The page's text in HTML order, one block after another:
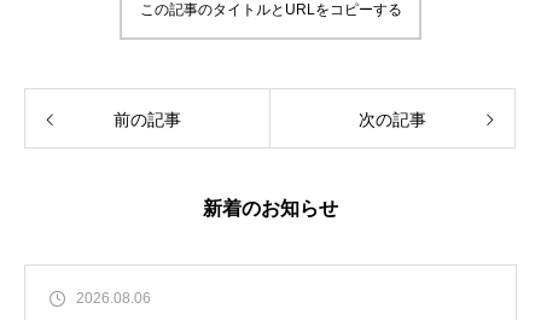
この記事のタイトルとURLをコピーする
前の記事 次の記事
新着のお知らせ
2026.08.06